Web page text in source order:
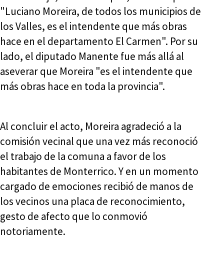
"Luciano Moreira, de todos los municipios de
los Valles, es el intendente que más obras
hace en el departamento El Carmen". Por su
lado, el diputado Manente fue más allá al
aseverar que Moreira "es el intendente que
más obras hace en toda la provincia".
Al concluir el acto, Moreira agradeció a la
comisión vecinal que una vez más reconoció
el trabajo de la comuna a favor de los
habitantes de Monterrico. Y en un momento
cargado de emociones recibió de manos de
los vecinos una placa de reconocimiento,
gesto de afecto que lo conmovió
notoriamente.